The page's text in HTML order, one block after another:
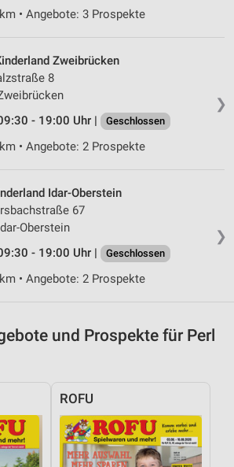
• Angebote: 3 Prospekte
❯
Zweibrücken
8
- 19:00 Uhr |
Geschlossen
• Angebote: 2 Prospekte
❯
Idar-Oberstein
67
Oberstein
- 19:00 Uhr |
Geschlossen
• Angebote: 2 Prospekte
und Prospekte für Perl
ROFU
von Inhalten
durch Statistiken oder
der Angebote
Daten zur Auswahl von
Standortdaten
aktiv angeforderten